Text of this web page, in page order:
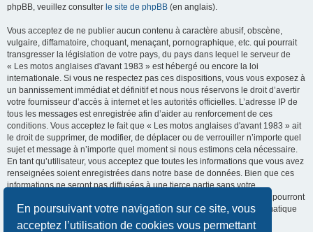
En poursuivant votre navigation sur ce site, vous
acceptez l’utilisation de cookies vous permettant
phpBB, veuillez consulter le site de phpBB (en anglais).
Vous acceptez de ne publier aucun contenu à caractère abusif, obscène,
vulgaire, diffamatoire, choquant, menaçant, pornographique, etc. qui pourrait
transgresser la législation de votre pays, du pays dans lequel le serveur de
« Les motos anglaises d'avant 1983 » est hébergé ou encore la loi
internationale. Si vous ne respectez pas ces dispositions, vous vous exposez à
un bannissement immédiat et définitif et nous nous réservons le droit d’avertir
votre fournisseur d’accès à internet et les autorités officielles. L’adresse IP de
tous les messages est enregistrée afin d’aider au renforcement de ces
conditions. Vous acceptez le fait que « Les motos anglaises d'avant 1983 » ait
le droit de supprimer, de modifier, de déplacer ou de verrouiller n’importe quel
sujet et message à n’importe quel moment si nous estimons cela nécessaire.
En tant qu’utilisateur, vous acceptez que toutes les informations que vous avez
renseignées soient enregistrées dans notre base de données. Bien que ces
informations ne seront pas diffusées à une tierce partie sans votre
consentement, ni « Les motos anglaises d'avant 1983 », ni phpBB, ne pourront
être tenus comme responsables en cas de tentative de piratage informatique
visant à compromettre vos données.